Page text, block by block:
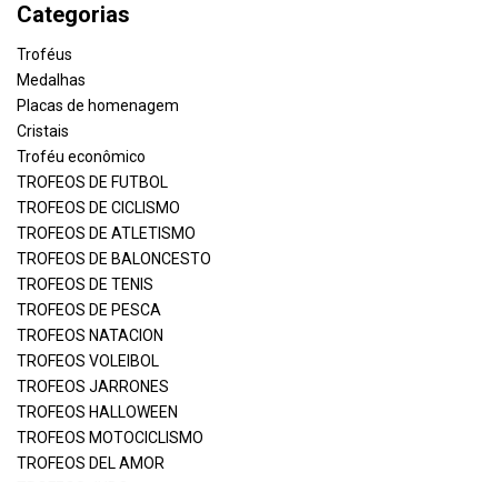
Categorias
Troféus
Medalhas
Placas de homenagem
Cristais
Troféu econômico
TROFEOS DE FUTBOL
TROFEOS DE CICLISMO
TROFEOS DE ATLETISMO
TROFEOS DE BALONCESTO
TROFEOS DE TENIS
TROFEOS DE PESCA
TROFEOS NATACION
TROFEOS VOLEIBOL
TROFEOS JARRONES
TROFEOS HALLOWEEN
TROFEOS MOTOCICLISMO
TROFEOS DEL AMOR